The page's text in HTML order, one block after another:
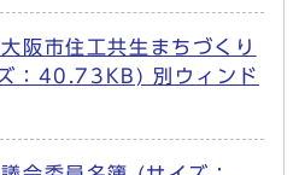
阪市住工共生まちづくり
：40.73KB) 別ウィンド